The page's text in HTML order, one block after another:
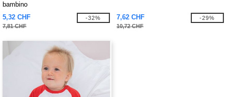
bambino
5,32 CHF
7,81 CHF
-32% 7,62 CHF
10,72 CHF
-29%